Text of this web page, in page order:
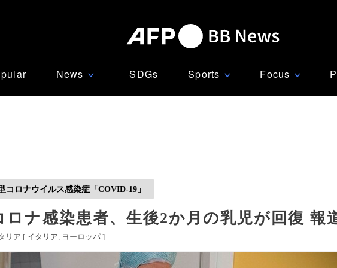
News ∨ SDGs Sports ∨ Focus ∨
コロナウイルス感染症「COVID-19」
ロナ感染患者、生後2か月の乳児が回復 報
リア [ イタリア ヨーロッパ ]